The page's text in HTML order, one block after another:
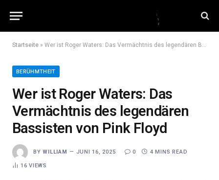
Startseite » Wer ist Roger Waters: Das Vermächtnis des legendären Bassisten von Pink Floyd
BERÜHMTHEIT
Wer ist Roger Waters: Das
Vermächtnis des legendären
Bassisten von Pink Floyd
BY WILLIAM JUNI 16, 2025 0 4 MINS READ
16VIEWS